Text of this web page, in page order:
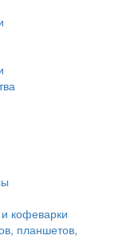
кофеварки
планшетов,